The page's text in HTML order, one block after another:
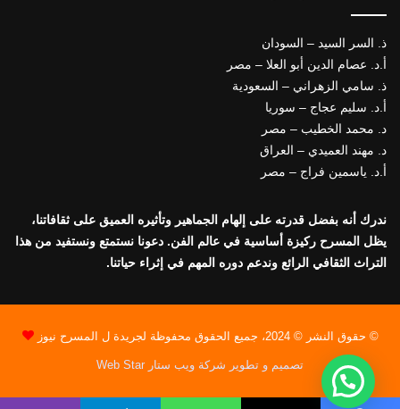
ذ. السر السيد – السودان
أ.د. عصام الدين أبو العلا – مصر
ذ. سامي الزهراني – السعودية
أ.د. سليم عجاج – سوريا
د. محمد الخطيب – مصر
د. مهند العميدي – العراق
أ.د. ياسمين فراج – مصر
ندرك أنه بفضل قدرته على إلهام الجماهير وتأثيره العميق على ثقافاتنا،
يظل المسرح ركيزة أساسية في عالم الفن. دعونا نستمتع ونستفيد من هذا
التراث الثقافي الرائع وندعم دوره المهم في إثراء حياتنا.
© حقوق النشر © 2024، جميع الحقوق محفوظة لجريدة ل المسرح نيوز
تصميم و تطوير شركة ويب ستار Web Star